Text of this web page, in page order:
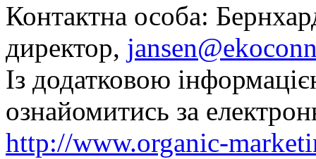
Контактна особа:
директор,
Із додатковою
ознайомитись за
http://www.organic-